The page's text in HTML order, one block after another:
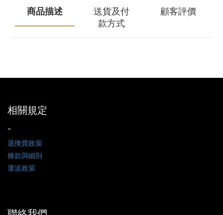
商品描述
送貨及付
款方式
顧客評價
相關規定
-
退換貨政策
條款與細則
運送政策